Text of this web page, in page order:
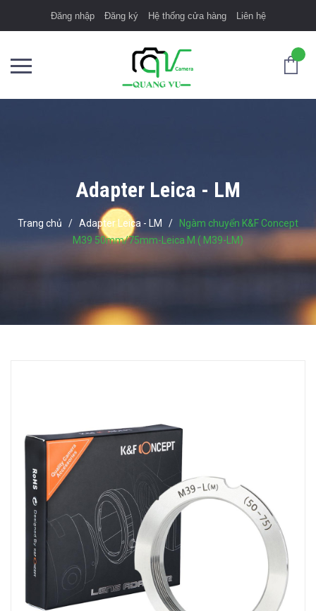
Đăng nhập Đăng ký Hệ thống cửa hàng Liên hệ
Adapter Leica - LM
Trang chủ / Adapter Leica - LM / Ngàm chuyển K&F Concept
M39 50mm/75mm-Leica M ( M39-LM)